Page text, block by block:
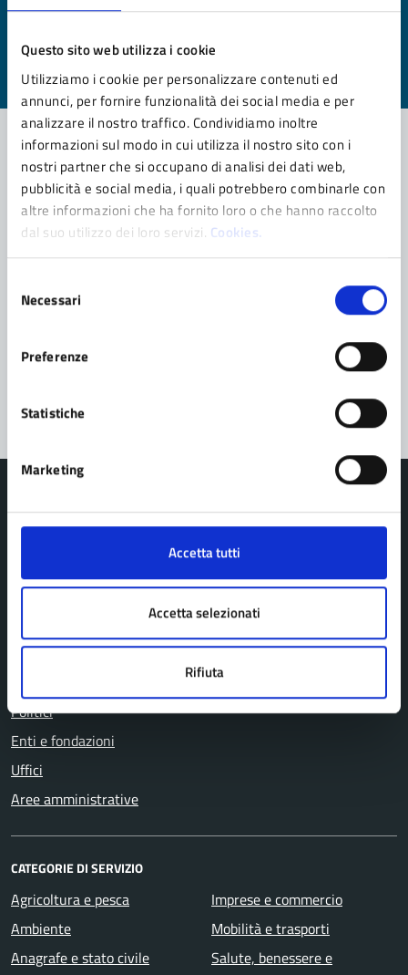
Questo sito web utilizza i cookie
Utilizziamo i cookie per personalizzare contenuti ed
annunci, per fornire funzionalità dei social media e per
analizzare il nostro traffico. Condividiamo inoltre
informazioni sul modo in cui utilizza il nostro sito con i
nostri partner che si occupano di analisi dei dati web,
pubblicità e social media, i quali potrebbero combinarle con
altre informazioni che ha fornito loro o che hanno raccolto
dal suo utilizzo dei loro servizi. Cookies.
delNecessari
Preferenze
Statistiche
Marketing
Accetta tutti
Accetta selezionati
Rifiuta
pagina?
Valuta da 1 a 5 stelle la pagina
Valuta 5 stelle su 5
Valuta 4 stelle su 5
Valuta 3 stelle su 5
Valuta 2 stelle su 5
Valuta 1 stelle su 5
Contatta il comune
Leggi le domande frequenti
Richiedi assistenza
Prenota appuntamento
Comune di Pavullo nel Frignano
Organi di governo
Politici
Enti e fondazioni
Uffici
Aree amministrative
CATEGORIE DI SERVIZIO
Agricoltura e pesca
Ambiente
Anagrafe e stato civile
Imprese e commercio
Mobilità e trasporti
Salute, benessere e